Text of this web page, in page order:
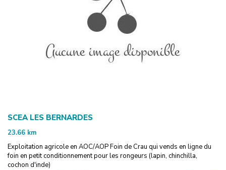
SCEA LES BERNARDES
23.66 km
Exploitation agricole en AOC/AOP Foin de Crau qui vends en ligne du
foin en petit conditionnement pour les rongeurs (lapin, chinchilla,
cochon d'inde)